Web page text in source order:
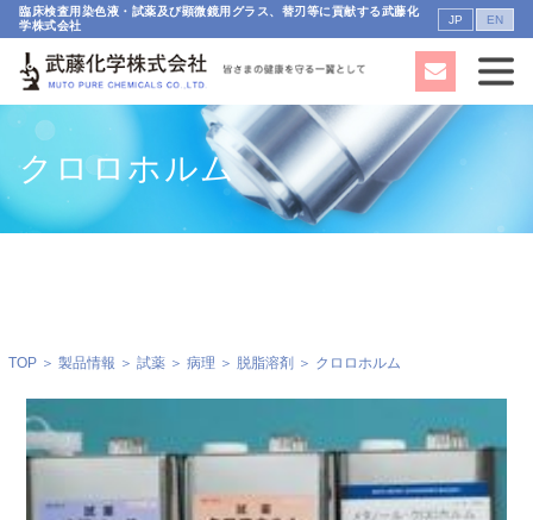
臨床検査用染色液・試薬及び顕微鏡用グラス、替刃等に貢献する武藤化
学株式会社
JP EN
クロロホルム
TOP＞ 製品情報 ＞ 試薬＞ 病理 ＞ 脱脂溶剤 ＞ クロロホルム